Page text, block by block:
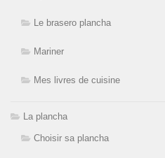
Le brasero plancha
Mariner
Mes livres de cuisine
La plancha
Choisir sa plancha